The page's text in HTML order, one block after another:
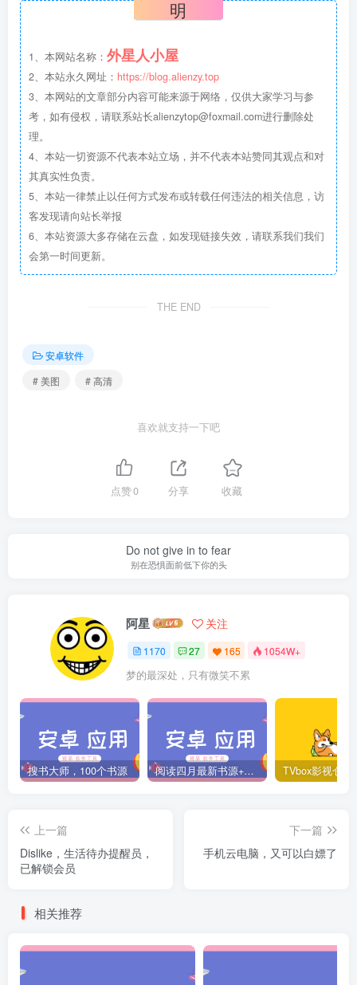
明
1、本网站名称： 外星人小屋
2、本站永久网址： https://blog.alienzy.top
3、本网站的文章部分内容可能来源于网络，仅供大家学习与参
考，如有侵权，请联系站长alienzytop@foxmail.com进行删除处
理。
4、本站一切资源不代表本站立场，并不代表本站赞同其观点和对
其真实性负责。
5、本站一律禁止以任何方式发布或转载任何违法的相关信息，访
客发现请向站长举报
6、本站资源大多存储在云盘，如发现链接失效，请联系我们我们
会第一时间更新。
THE END
安卓软件
# 美图
# 高清
喜欢就支持一下吧
点赞0 分享 收藏
Do not give in to fear
别在恐惧面前低下你的头
阿星 关注
1170 27 165 1054W+
梦的最深处，只有微笑不累
搜书大师，100个书源 阅读四月最新书源+阅读TTS语音引擎安装教程
上一篇
Dislike，生活待办提醒员，
已解锁会员
下一篇
手机云电脑，又可以白嫖了
相关推荐